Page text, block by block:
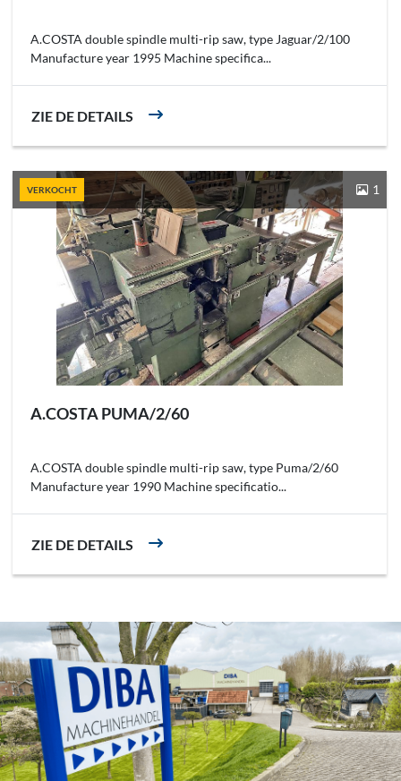
A.COSTA double spindle multi-rip saw, type Jaguar/2/100
Manufacture year 1995 Machine specifica...
ZIE DE DETAILS
VERKOCHT 1
A.COSTA PUMA/2/60
A.COSTA double spindle multi-rip saw, type Puma/2/60
Manufacture year 1990 Machine specificatio...
ZIE DE DETAILS